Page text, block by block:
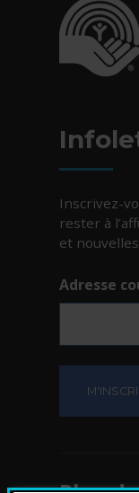
Inscrivez-
rester à
et
Adresse